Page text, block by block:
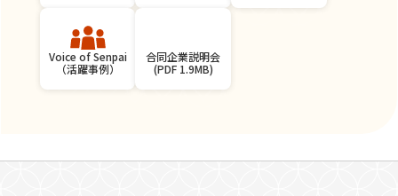
Voice of Senpai
（活躍事例）
合同企業説明会
(PDF 1.9MB)